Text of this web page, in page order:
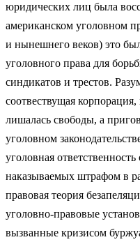
юридических лиц была
американском уголовном
и нынешнего веков) это
уголовного права для
синдикатов и трестов.
соотвествущая
лишалась свободы, а
уголовном
уголовная
наказываемых штрафом в
правовая теория
уголовно-правовые
вызванные кризисом